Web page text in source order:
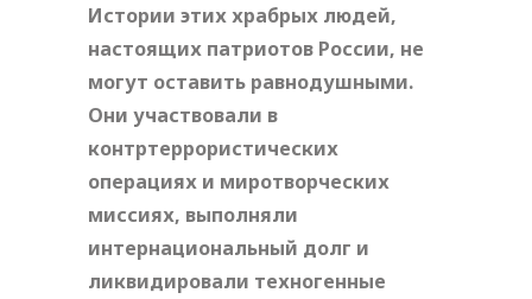
Истории этих храбрых людей,
настоящих патриотов России, не
могут оставить равнодушными.
Они участвовали в
контртеррористических
операциях и миротворческих
миссиях, выполняли
интернациональный долг и
ликвидировали техногенные